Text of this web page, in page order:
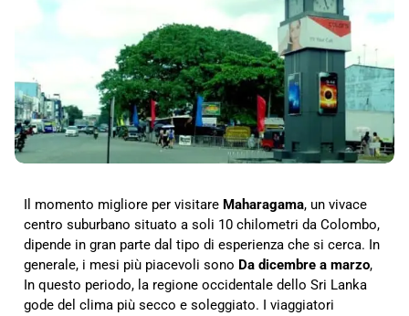
Il momento migliore per visitare Maharagama, un vivace
centro suburbano situato a soli 10 chilometri da Colombo,
dipende in gran parte dal tipo di esperienza che si cerca. In
generale, i mesi più piacevoli sono Da dicembre a marzo,
In questo periodo, la regione occidentale dello Sri Lanka
gode del clima più secco e soleggiato. I viaggiatori